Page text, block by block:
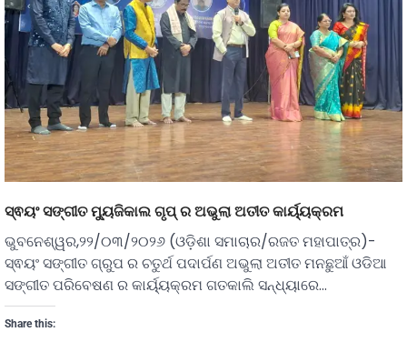
ସ୍ଵୟଂ ସଙ୍ଗୀତ ମ୍ୟୁଜିକାଲ ଗୃପ୍ ର ଅଭୁଲା ଅତୀତ କାର୍ୟ୍ୟକ୍ରମ
ଭୁବନେଶ୍ୱର,୨୨/୦୩/୨୦୨୬ (ଓଡ଼ିଶା ସମାଚାର/ରଜତ ମହାପାତ୍ର)-
ସ୍ଵୟଂ ସଙ୍ଗୀତ ଗ୍ରୁପ ର ଚତୁର୍ଥ ପଦାର୍ପଣ ଅଭୁଲା ଅତୀତ ମନଛୁଆଁ ଓଡିଆ
ସଙ୍ଗୀତ ପରିବେଷଣ ର କାର୍ୟ୍ୟକ୍ରମ ଗତକାଲି ସନ୍ଧ୍ୟାରେ…
Share this: